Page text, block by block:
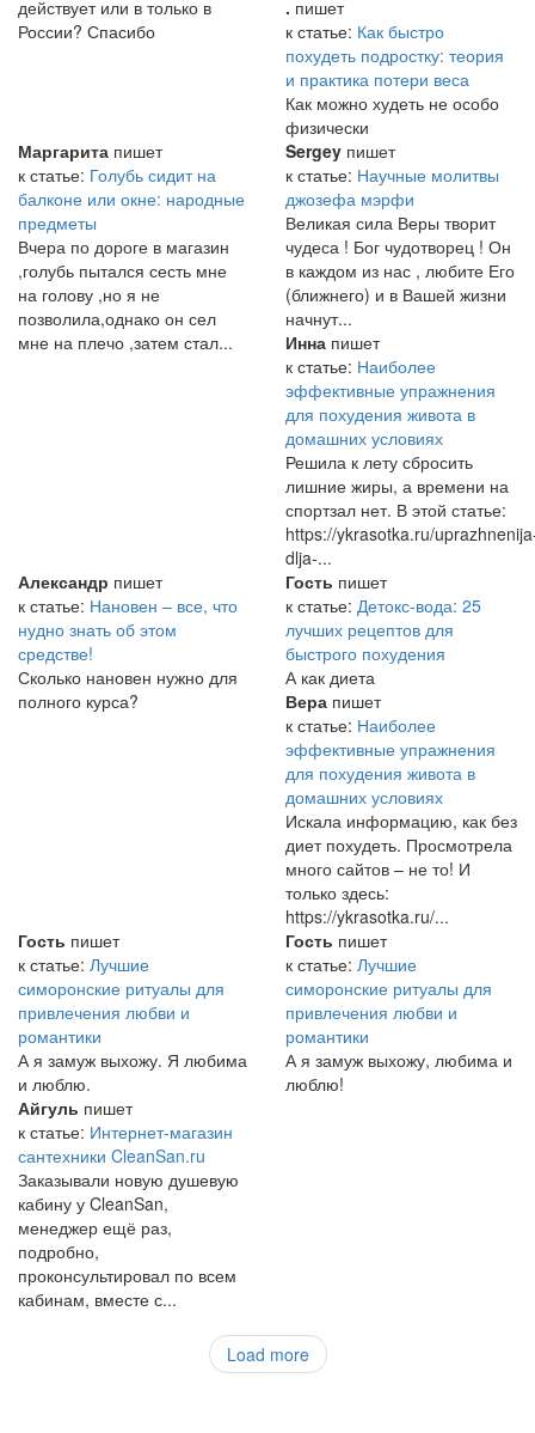
действует или в только в
России? Спасибо
. пишет
к статье: Как быстро
похудеть подростку: теория
и практика потери веса
Как можно худеть не особо
физически
Маргарита пишет
к статье: Голубь сидит на
балконе или окне: народные
предметы
Вчера по дороге в магазин
,голубь пытался сесть мне
на голову ,но я не
позволила,однако он сел
мне на плечо ,затем стал...
Sergey пишет
к статье: Научные молитвы
джозефа мэрфи
Великая сила Веры творит
чудеса ! Бог чудотворец ! Он
в каждом из нас , любите Его
(ближнего) и в Вашей жизни
начнут...
Инна пишет
к статье: Наиболее
эффективные упражнения
для похудения живота в
домашних условиях
Решила к лету сбросить
лишние жиры, а времени на
спортзал нет. В этой статье:
https://ykrasotka.ru/
dlja-...
Александр пишет
к статье: Нановен – все, что
нудно знать об этом
средстве!
Сколько нановен нужно для
полного курса?
Гость пишет
к статье: Детокс-вода: 25
лучших рецептов для
быстрого похудения
А как диета
Вера пишет
к статье: Наиболее
эффективные упражнения
для похудения живота в
домашних условиях
Искала информацию, как без
диет похудеть. Просмотрела
много сайтов – не то! И
только здесь:
https://ykrasotka.ru/...
Гость пишет
к статье: Лучшие
симоронские ритуалы для
привлечения любви и
романтики
А я замуж выхожу. Я любима
и люблю.
Гость пишет
к статье: Лучшие
симоронские ритуалы для
привлечения любви и
романтики
А я замуж выхожу, любима и
люблю!
Айгуль пишет
к статье: Интернет-магазин
сантехники CleanSan.ru
Заказывали новую душевую
кабину у CleanSan,
менеджер ещё раз,
подробно,
проконсультировал по всем
кабинам, вместе с...
Load more